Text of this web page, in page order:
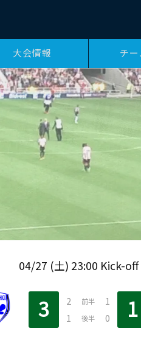
大会情報 チ
04/27 (土) 23:00 Kick-off
3 2 前半
1
1
後半 0 1